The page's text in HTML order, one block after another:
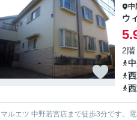
中
ウ
2
マルエツ 中野若宮店まで徒歩3分です。